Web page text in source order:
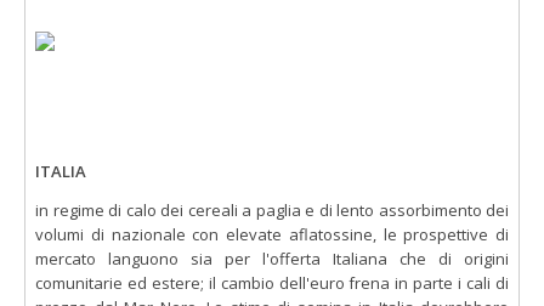
ITALIA
in regime di calo dei cereali a paglia e di lento assorbimento dei
volumi di nazionale con elevate aflatossine, le prospettive di
mercato languono sia per l'offerta Italiana che di origini
comunitarie ed estere; il cambio dell'euro frena in parte i cali di